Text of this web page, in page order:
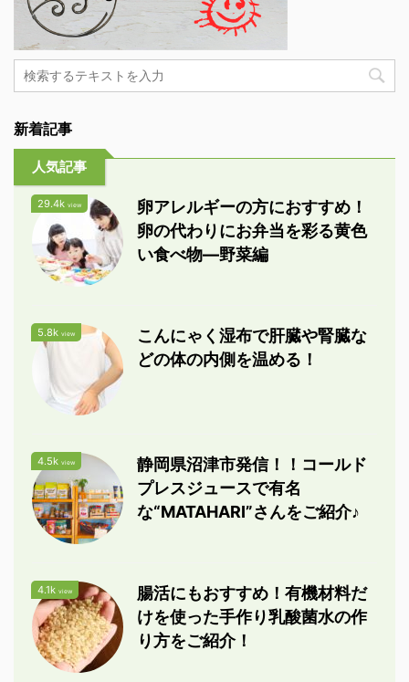
新着記事
人気記事
29.4k view
卵アレルギーの方におすすめ！
卵の代わりにお弁当を彩る黄色
い食べ物―野菜編
5.8k view
こんにゃく湿布で肝臓や腎臓な
どの体の内側を温める！
4.5k view
静岡県沼津市発信！！コールド
プレスジュースで有名
な“MATAHARI”さんをご紹介♪
4.1k view
腸活にもおすすめ！有機材料だ
けを使った手作り乳酸菌水の作
り方をご紹介！